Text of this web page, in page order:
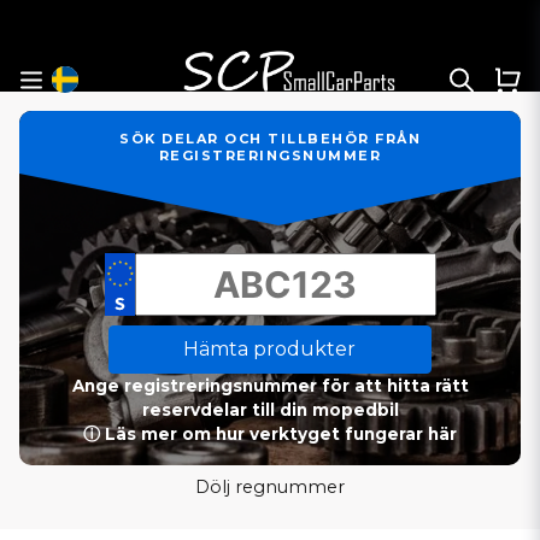
SÖK DELAR OCH TILLBEHÖR FRÅN
REGISTRERINGSNUMMER
Hämta produkter
Ange registreringsnummer för att hitta rätt
reservdelar till din mopedbil
ⓘ Läs mer om hur verktyget fungerar här
Dölj regnummer